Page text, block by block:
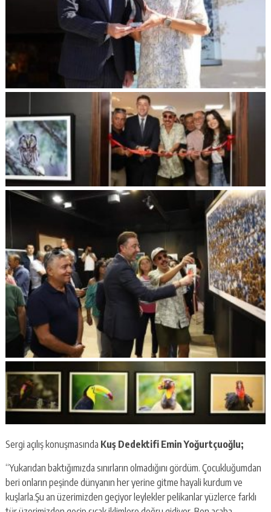
Sergi açılış konuşmasında Kuş Dedektifi Emin Yoğurtçuoğlu;
“Yukarıdan baktığımızda sınırların olmadığını gördüm. Çocukluğumdan
beri onların peşinde dünyanın her yerine gitme hayali kurdum ve
kuşlarla.Şu an üzerimizden geçiyor leylekler pelikanlar yüzlerce farklı